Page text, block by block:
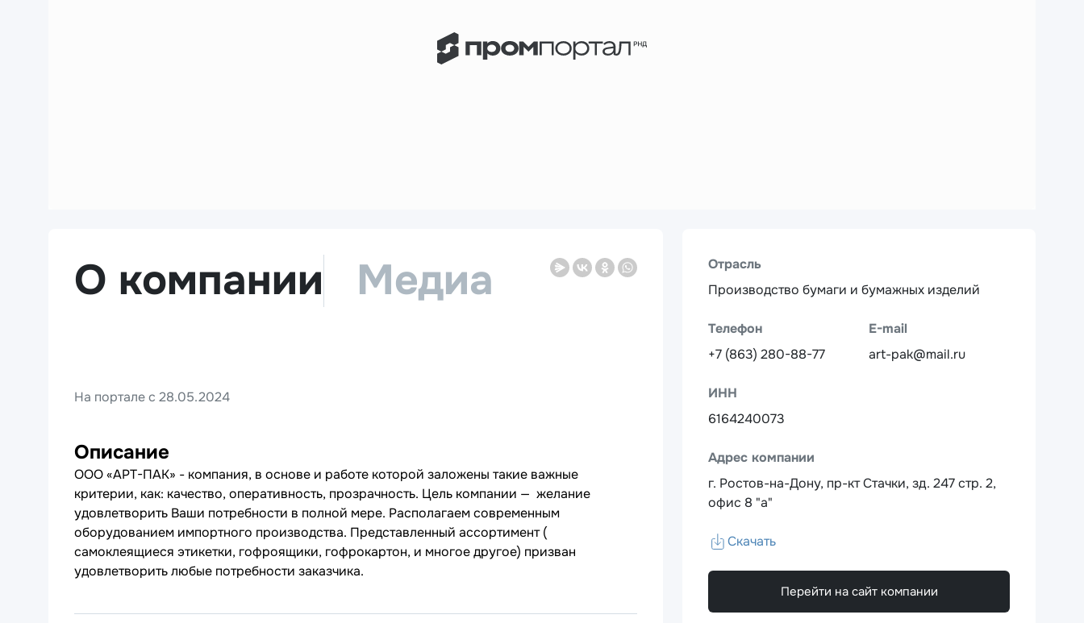
Отрасль
Производство бумаги и бумажных изделий
Телефон
+7 (863) 280-88-77
E-mail
art-pak@mail.ru
ИНН
6164240073
Адрес компании
г. Ростов-на-Дону, пр-кт Стачки, зд. 247 стр. 2,
офис 8 "а"
Скачать
Перейти на сайт компании
О компании Медиа
На портале с 28.05.2024
Описание
ООО «АРТ-ПАК» - компания, в основе и работе которой заложены такие важные
критерии, как: качество, оперативность, прозрачность. Цель компании — желание
удовлетворить Ваши потребности в полной мере. Располагаем современным
оборудованием импортного производства. Представленный ассортимент (
самоклеящиеся этикетки, гофроящики, гофрокартон, и многое другое) призван
удовлетворить любые потребности заказчика.